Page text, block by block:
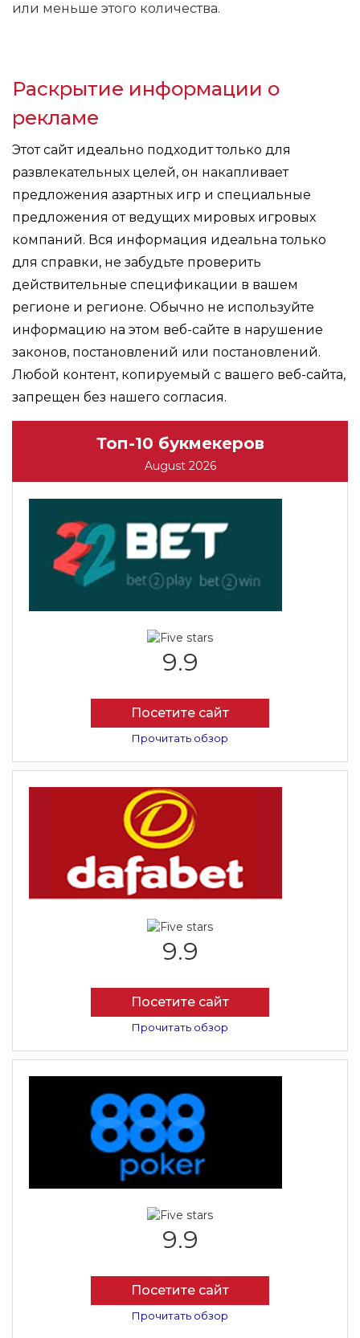
или меньше этого количества.
Раскрытие информации о
рекламе
Этот сайт идеально подходит только для
развлекательных целей, он накапливает
предложения азартных игр и специальные
предложения от ведущих мировых игровых
компаний. Вся информация идеальна только
для справки, не забудьте проверить
действительные спецификации в вашем
регионе и регионе. Обычно не используйте
информацию на этом веб-сайте в нарушение
законов, постановлений или постановлений.
Любой контент, копируемый с вашего веб-сайта,
запрещен без нашего согласия.
Топ-10 букмекеров
August 2026
9.9
Посетите сайт
Прочитать обзор
9.9
Посетите сайт
Прочитать обзор
9.9
Посетите сайт
Прочитать обзор